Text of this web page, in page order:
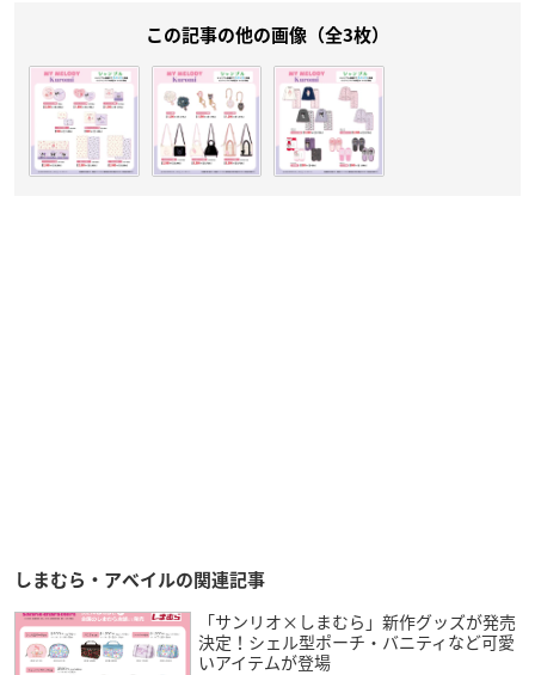
この記事の他の画像（全3枚）
しまむら・アベイルの関連記事
「サンリオ×しまむら」新作グッズが発売
決定！シェル型ポーチ・バニティなど可愛
いアイテムが登場